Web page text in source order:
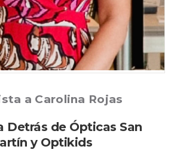
a Carolina Rojas
Detrás de Ópticas San
y Optikids